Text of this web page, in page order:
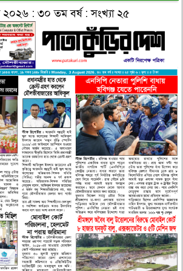
: ৩০ তম বর্ষ : সংখ্যা ২৫